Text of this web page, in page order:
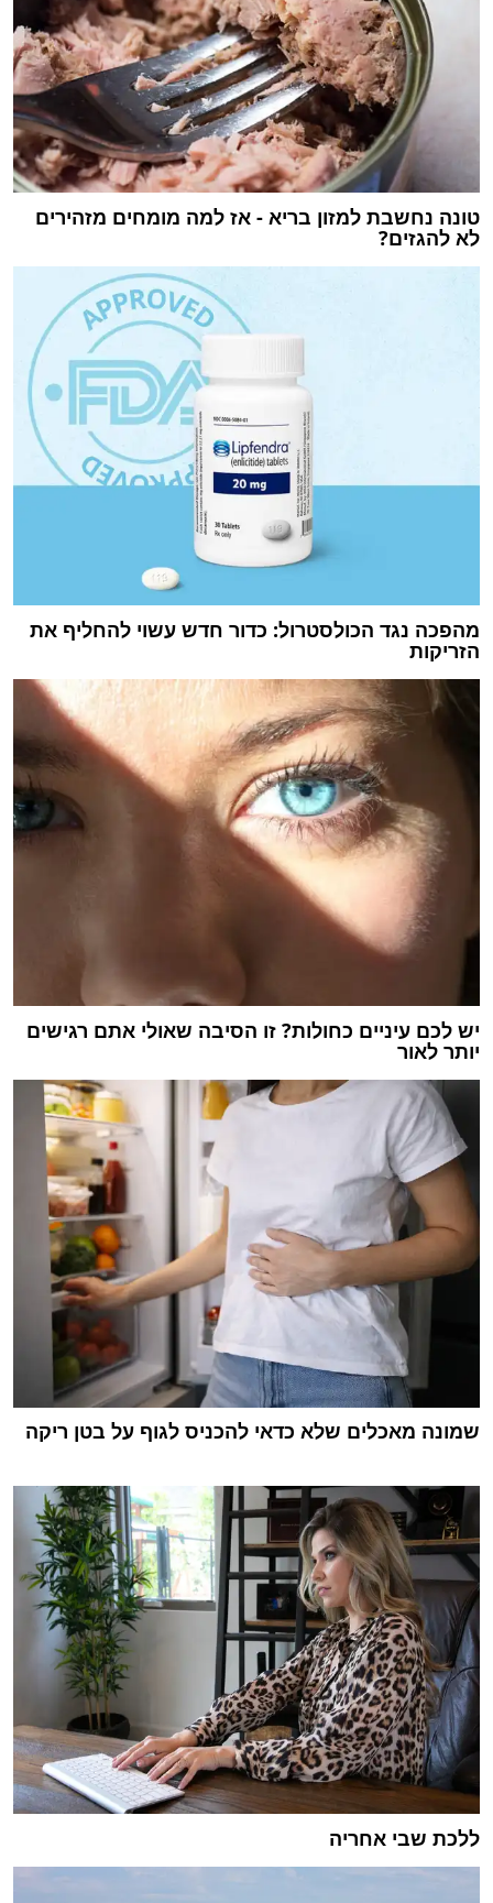
טונה נחשבת למזון בריא - אז למה מומחים מזהירים
לא להגזים?
מהפכה נגד הכולסטרול: כדור חדש עשוי להחליף את
הזריקות
יש לכם עיניים כחולות? זו הסיבה שאולי אתם רגישים
יותר לאור
שמונה מאכלים שלא כדאי להכניס לגוף על בטן ריקה
ללכת שבי אחריה